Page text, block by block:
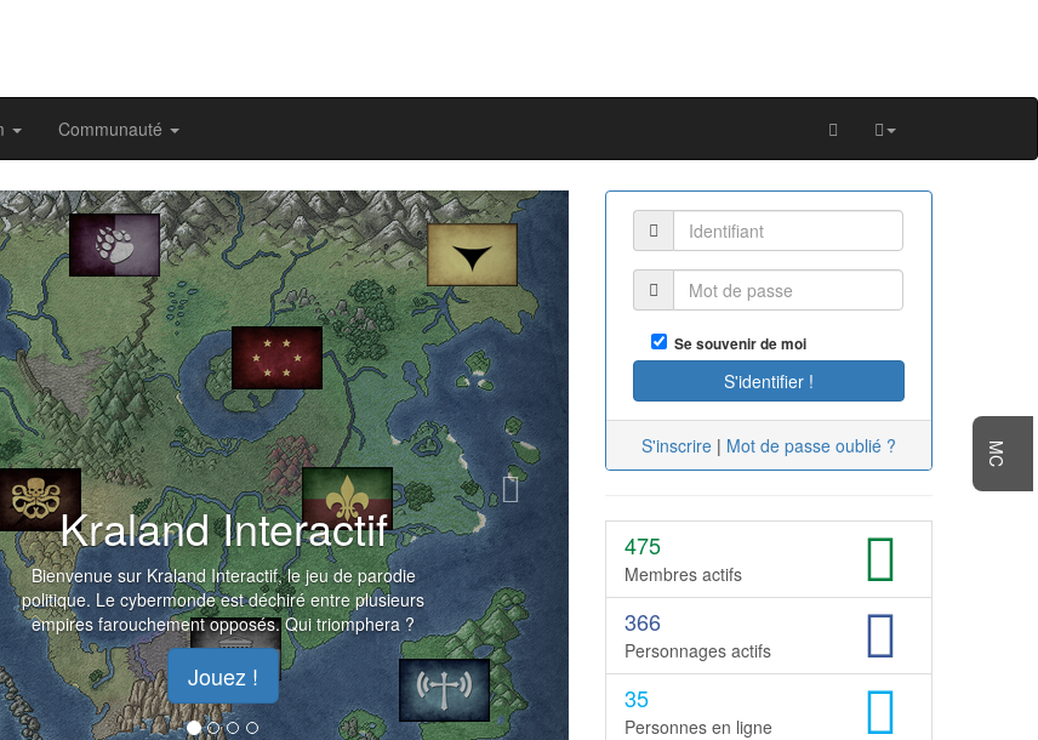
Communauté
Kraland Interactif
Bienvenue sur Kraland Interactif, le jeu de parodie
politique. Le cybermonde est déchiré entre plusieurs
empires farouchement opposés. Qui triomphera ?
Jouez !
Next
Se souvenir de moi
S'inscrire | Mot de passe oublié ?
475
Membres actifs
366
Personnages actifs
35
Personnes en ligne
MC